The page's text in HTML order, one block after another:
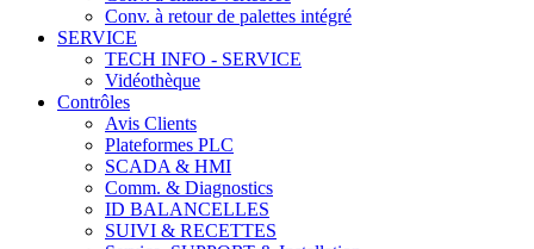
Conv. à retour de palettes intégré
SERVICE
TECH INFO - SERVICE
Vidéothèque
Contrôles
Avis Clients
Plateformes PLC
SCADA & HMI
Comm. & Diagnostics
ID BALANCELLES
SUIVI & RECETTES